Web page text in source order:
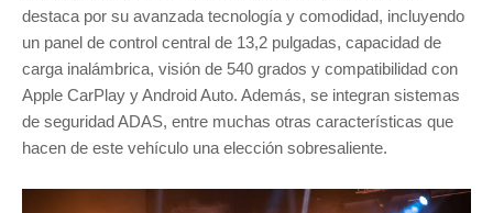
destaca por su avanzada tecnología y comodidad, incluyendo
un panel de control central de 13,2 pulgadas, capacidad de
carga inalámbrica, visión de 540 grados y compatibilidad con
Apple CarPlay y Android Auto. Además, se integran sistemas
de seguridad ADAS, entre muchas otras características que
hacen de este vehículo una elección sobresaliente.